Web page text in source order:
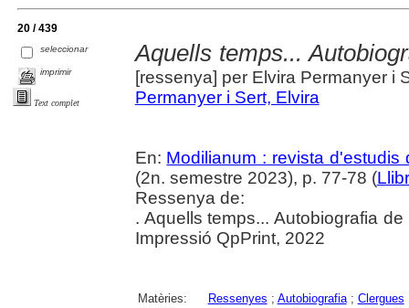
20 / 439
seleccionar
imprimir
Text complet
Aquells temps...
[ressenya] per Elvira Permanyer i
Permanyer i Sert, Elvira
En: Modilianum : revista d'estudis
(2n. semestre 2023), p. 77-78 (
Ressenya de:
. Aquells temps... Autobiografia
Impressió QpPrint, 2022
Matèries: Ressenyes ; Autobiografia; Clergues